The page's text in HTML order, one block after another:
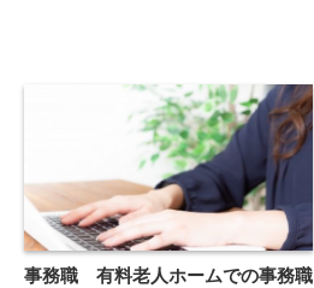
事務職 有料老人ホームでの事務職